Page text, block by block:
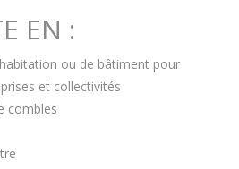
EN :
ou de bâtiment pour
et collectivités
combles